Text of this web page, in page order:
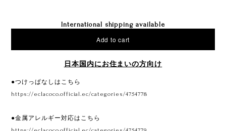
International shipping available
Add to cart
日本国内にお住まいの方向け
●つけっぱなしはこちら
https://eclacoco.official.ec/categories/4754778
●金属アレルギー対応はこちら